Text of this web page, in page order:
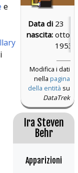
Data di
nascita:
23
1953
Modifica i dati
nella pagina
della entità su
DataTrek
Ira Steven
Behr
Apparizioni
e